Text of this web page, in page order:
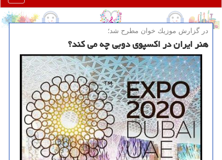
در گزارش موزیك خوان مطرح شد؛
هنر ایران در اکسپوی دوبی چه می کند؟